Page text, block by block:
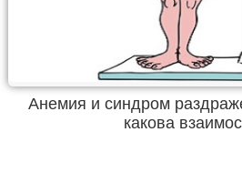
Анемия и синдром
какова